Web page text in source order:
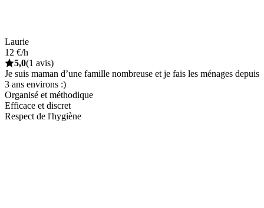
Laurie
12 €/h
5,0(1 avis)
Je suis maman d’une famille nombreuse et je fais les ménages depuis
3 ans environs :)
Organisé et méthodique
Efficace et discret
Respect de l'hygiène